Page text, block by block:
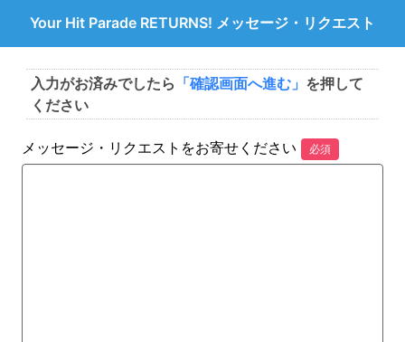
Your Hit Parade RETURNS! メッセージ・リクエスト
入力がお済みでしたら 「確認画面へ進む」 を押して
ください
メッセージ・リクエストをお寄せください 必須